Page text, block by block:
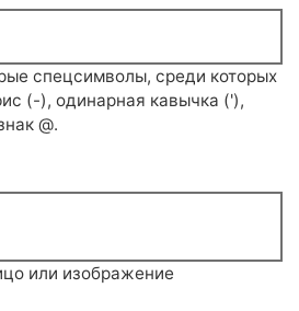
спецсимволы, среди которых
(-), одинарная кавычка ('),
@.
или изображение